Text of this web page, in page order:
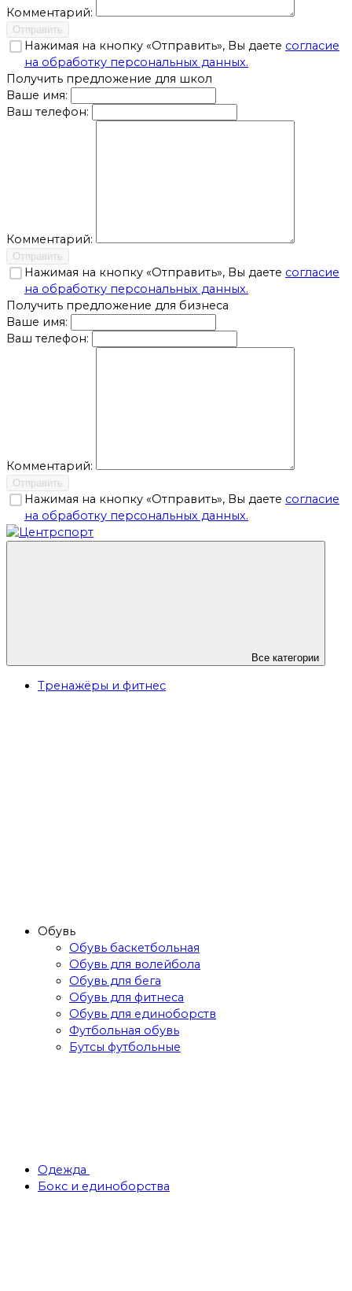
Комментарий:
Отправить
Нажимая на кнопку «Отправить», Вы даете согласие
на обработку персональных данных.
Получить предложение для школ
Ваше имя:
Ваш телефон:
Комментарий:
Отправить
Нажимая на кнопку «Отправить», Вы даете согласие
на обработку персональных данных.
Получить предложение для бизнеса
Ваше имя:
Ваш телефон:
Комментарий:
Отправить
Нажимая на кнопку «Отправить», Вы даете согласие
на обработку персональных данных.
Все категории
Тренажёры и фитнес
Обувь
Обувь баскетбольная
Обувь для волейбола
Обувь для бега
Обувь для фитнеса
Обувь для единоборств
Футбольная обувь
Бутсы футбольные
Одежда
Бокс и единоборства